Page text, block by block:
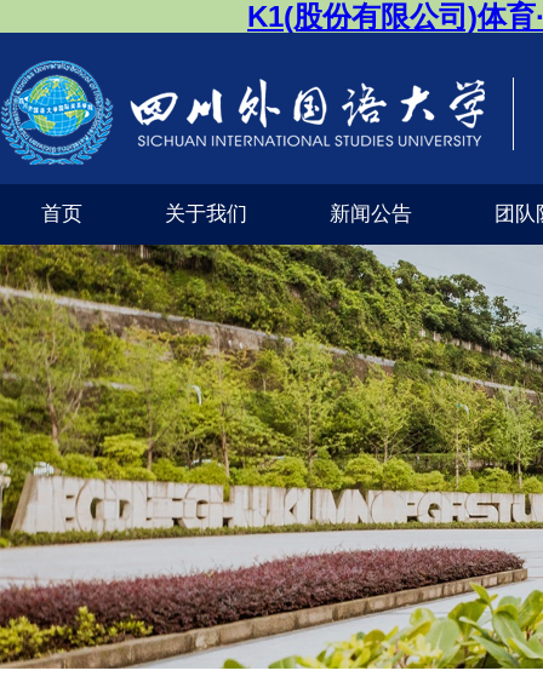
K1(股份有限公司)体
首页 关于我们 新闻公告 团队
公司风采 外交外事市级实验教学示范中心（